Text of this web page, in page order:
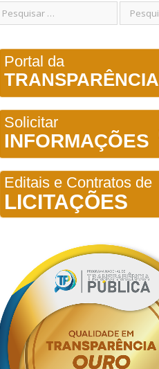
Portal da
TRANSPARÊNCIA
Solicitar
INFORMAÇÕES
Editais e Contratos de
LICITAÇÕES